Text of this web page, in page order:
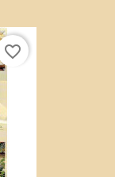
favorite_border